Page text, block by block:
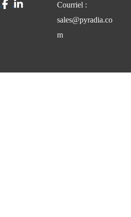
Courriel :
sales@pyradia.co
m